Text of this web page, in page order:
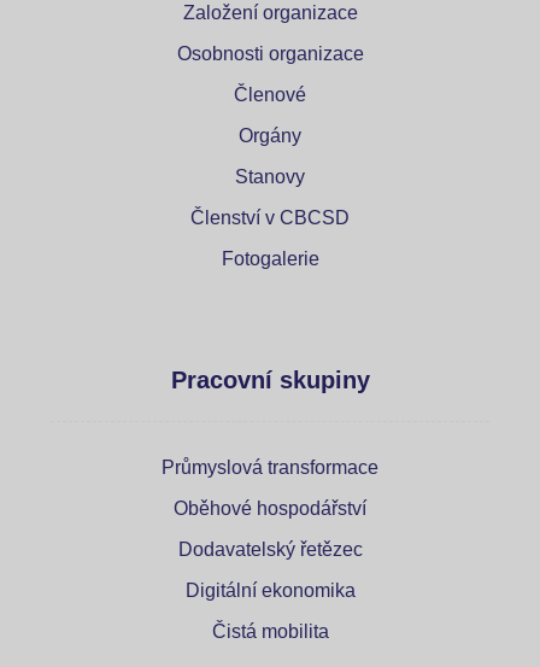
Založení organizace
Osobnosti organizace
Členové
Orgány
Stanovy
Členství v CBCSD
Fotogalerie
Pracovní skupiny
Průmyslová transformace
Oběhové hospodářství
Dodavatelský řetězec
Digitální ekonomika
Čistá mobilita